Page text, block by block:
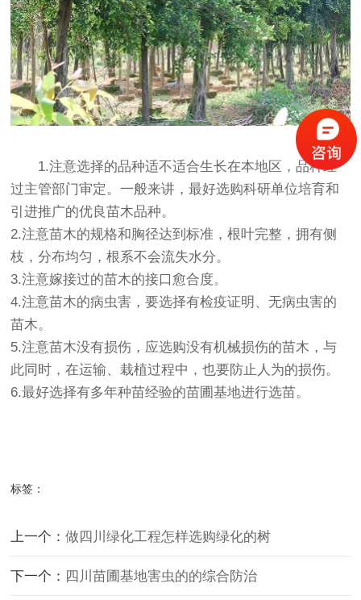
1.注意选择的品种适不适合生长在本地区，品种经
过主管部门审定。一般来讲，最好选购科研单位培育和
引进推广的优良苗木品种。
2.注意苗木的规格和胸径达到标准，根叶完整，拥有侧
枝，分布均匀，根系不会流失水分。
3.注意嫁接过的苗木的接口愈合度。
4.注意苗木的病虫害，要选择有检疫证明、无病虫害的
苗木。
5.注意苗木没有损伤，应选购没有机械损伤的苗木，与
此同时，在运输、栽植过程中，也要防止人为的损伤。
6.最好选择有多年种苗经验的苗圃基地进行选苗。
标签：
上一个：做四川绿化工程怎样选购绿化的树
下一个： 四川苗圃基地害虫的的综合防治